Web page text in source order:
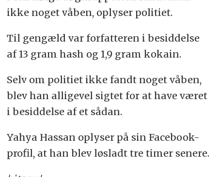
ikke noget våben, oplyser politiet.
Til gengæld var forfatteren i besiddelse
af 13 gram hash og 1,9 gram kokain.
Selv om politiet ikke fandt noget våben,
blev han alligevel sigtet for at have været
i besiddelse af et sådan.
Yahya Hassan oplyser på sin Facebook-
profil, at han blev løsladt tre timer senere.